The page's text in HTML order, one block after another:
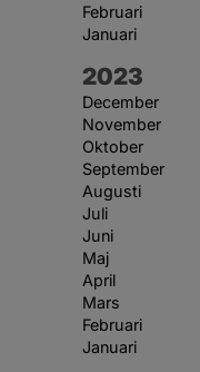
Februari
Januari
År:
2023
December
November
Oktober
September
Augusti
Juli
Juni
Maj
April
Mars
Februari
Januari